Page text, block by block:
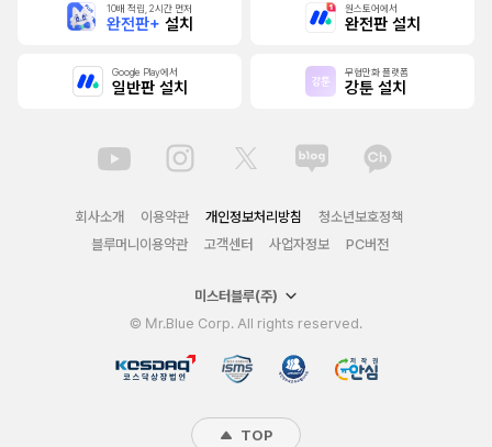
10배 적립, 2시간 먼저
완전판+ 설치
원스토어에서
완전판 설치
Google Play에서
일반판 설치
무협만화 플랫폼
강툰 설치
회사소개 이용약관 개인정보처리방침
청소년보호정책
블루머니이용약관
고객센터 사업자정보 PC버전
미스터블루(주)
© Mr.Blue Corp. All rights reserved.
TOP